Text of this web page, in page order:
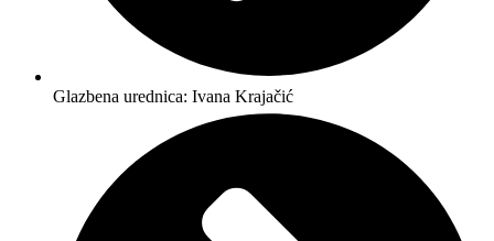
Glazbena urednica: Ivana Krajačić